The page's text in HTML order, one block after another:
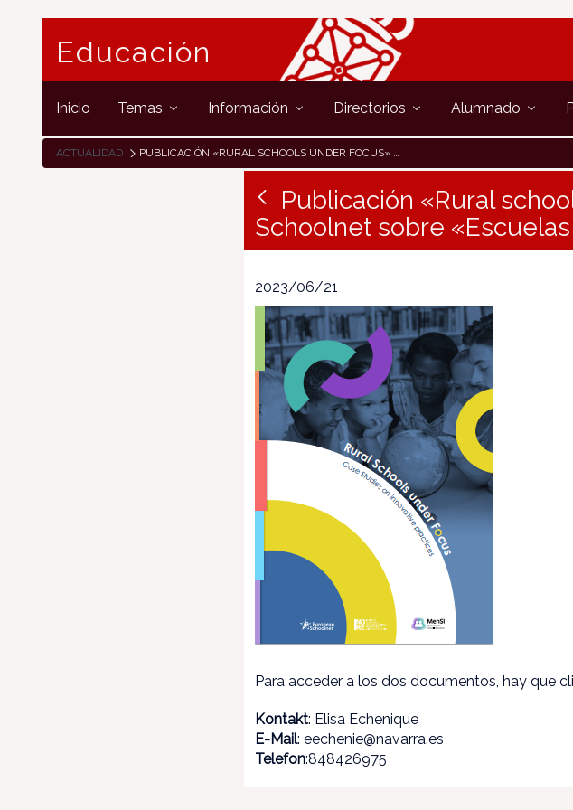
Educación
Inicio Temas Información Directorios Alumnado
ACTUALIDAD PUBLICACIÓN «RURAL SCHOOLS UNDER FOCUS» DE EUROPEAN SCHOOLNET SOBRE «ESCUELAS PEQUEÑAS Y RURALES»
Publicación «Rural
Schoolnet sobre
2023/06/21
Para acceder a los dos documentos, hay que
Kontakt: Elisa Echenique
E-Mail: eechenie@navarra.es
Telefon:848426975